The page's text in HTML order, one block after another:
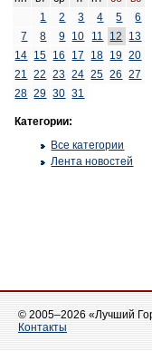
1
2 3 4 5
6
7
8 9 10 11 12
13
14 15 16 17 18 19 20
21
22 23 24 25 26
27
28 29 30 31
Категории:
Все категории
Лента новостей
© 2005–2026 «Лучший
Контакты